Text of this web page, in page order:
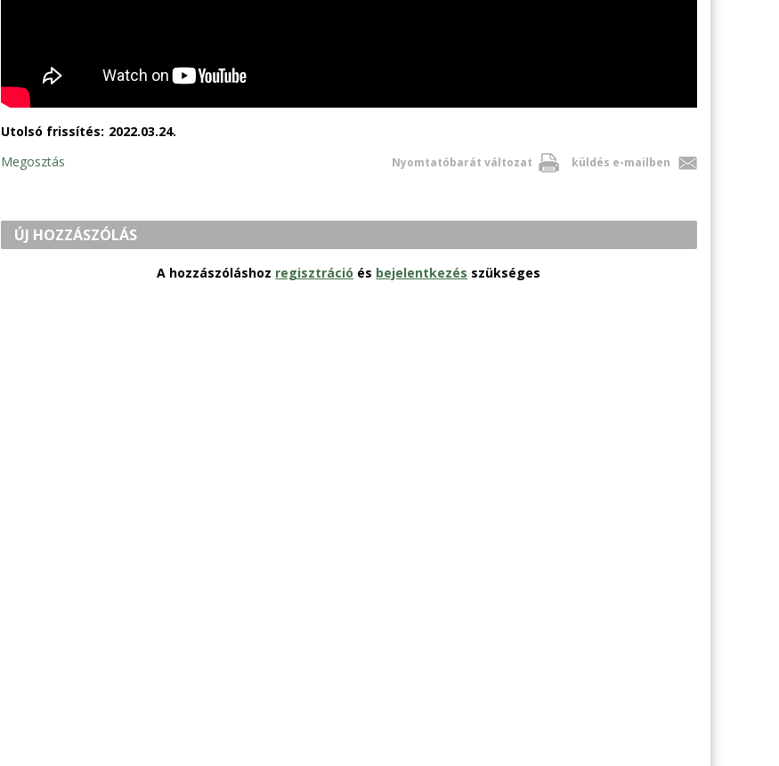
Utolsó frissítés: 2022.03.24.
Nyomtatóbarát változat küldés e-mailben
Megosztás
ÚJ HOZZÁSZÓLÁS
A hozzászóláshoz regisztráció és bejelentkezés szükséges